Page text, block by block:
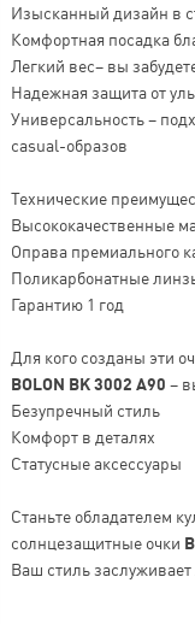
Изысканный дизайн в
Комфортная посадка
Легкий вес– вы
Надежная защита от
Универсальность –
casual-образов
Технические
Высококачественные
Оправа премиального
Поликарбонатные
Гарантию 1 год
Для кого созданы эти
BOLON BK 3002 A90 –
Безупречный стиль
Комфорт в деталях
Статусные аксессуары
Станьте обладателем
солнцезащитные очки
Ваш стиль заслуживает